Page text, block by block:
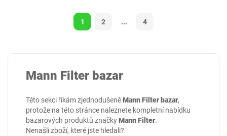
1 2 ... 4
Mann Filter bazar
Této sekci říkám zjednodušeněMann Filter bazar,
protože na této stránce naleznete kompletní nabídku
bazarových produktů značkyMann Filter.
Nenašli zboží, které jste hledali?